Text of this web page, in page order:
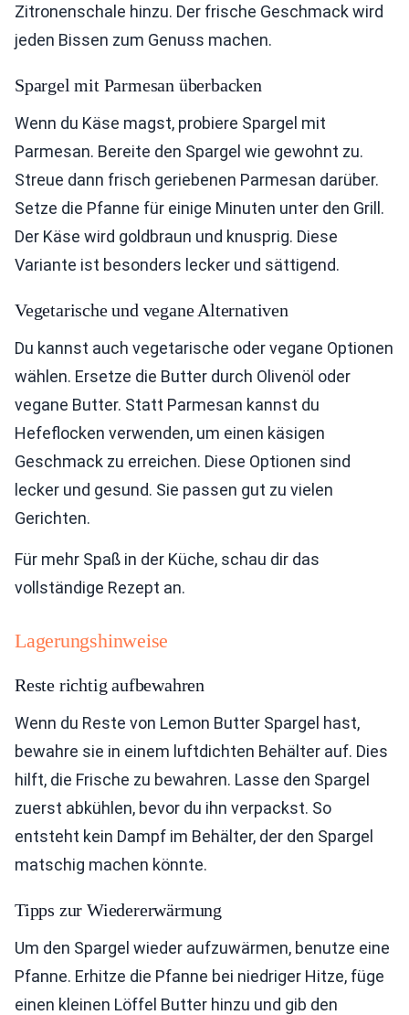
Zitronenschale hinzu. Der frische Geschmack wird
jeden Bissen zum Genuss machen.
Spargel mit Parmesan überbacken
Wenn du Käse magst, probiere Spargel mit
Parmesan. Bereite den Spargel wie gewohnt zu.
Streue dann frisch geriebenen Parmesan darüber.
Setze die Pfanne für einige Minuten unter den Grill.
Der Käse wird goldbraun und knusprig. Diese
Variante ist besonders lecker und sättigend.
Vegetarische und vegane Alternativen
Du kannst auch vegetarische oder vegane Optionen
wählen. Ersetze die Butter durch Olivenöl oder
vegane Butter. Statt Parmesan kannst du
Hefeflocken verwenden, um einen käsigen
Geschmack zu erreichen. Diese Optionen sind
lecker und gesund. Sie passen gut zu vielen
Gerichten.
Für mehr Spaß in der Küche, schau dir das
vollständige Rezept an.
Lagerungshinweise
Reste richtig aufbewahren
Wenn du Reste von Lemon Butter Spargel hast,
bewahre sie in einem luftdichten Behälter auf. Dies
hilft, die Frische zu bewahren. Lasse den Spargel
zuerst abkühlen, bevor du ihn verpackst. So
entsteht kein Dampf im Behälter, der den Spargel
matschig machen könnte.
Tipps zur Wiedererwärmung
Um den Spargel wieder aufzuwärmen, benutze eine
Pfanne. Erhitze die Pfanne bei niedriger Hitze, füge
einen kleinen Löffel Butter hinzu und gib den